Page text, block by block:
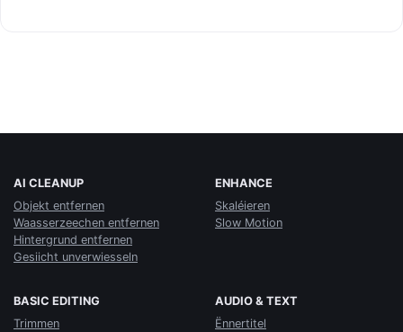
AI CLEANUP
Objekt entfernen
Waasserzeechen entfernen
Hintergrund entfernen
Gesiicht unverwiesseln
ENHANCE
Skaléieren
Slow Motion
BASIC EDITING
Trimmen
AUDIO & TEXT
Ënnertitel